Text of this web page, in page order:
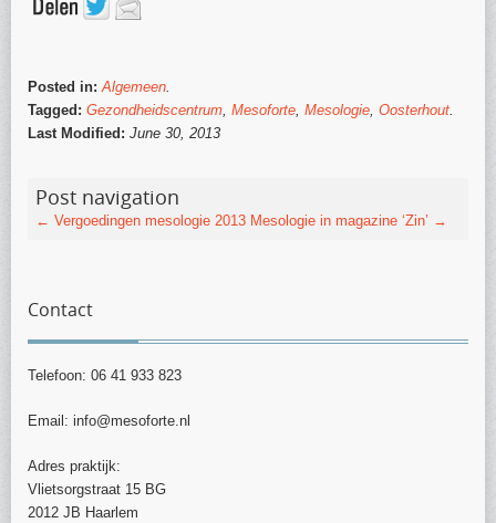
Posted in:Algemeen.
Tagged: Gezondheidscentrum, Mesoforte, Mesologie, Oosterhout.
Last Modified: June 30, 2013
Post navigation
← Vergoedingen mesologie 2013 Mesologie in magazine ‘Zin’ →
Contact
Telefoon: 06 41 933 823
Email: info@mesoforte.nl
Adres praktijk:
Vlietsorgstraat 15 BG
2012 JB Haarlem